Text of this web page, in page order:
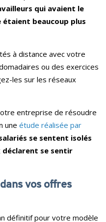
qui avaient le
beaucoup plus
à distance avec votre
ou des exercices
les sur les réseaux
entreprise de résoudre
une étude réalisée par
se sentent isolés
déclarent se sentir
vos offres
définitif pour votre modèle